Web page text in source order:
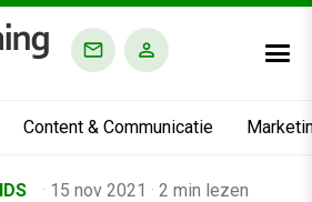
Content & Communicatie
· 15 nov 2021 · 2 min lezen